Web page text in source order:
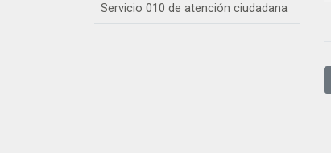
Servicio 010 de atención ciudadana